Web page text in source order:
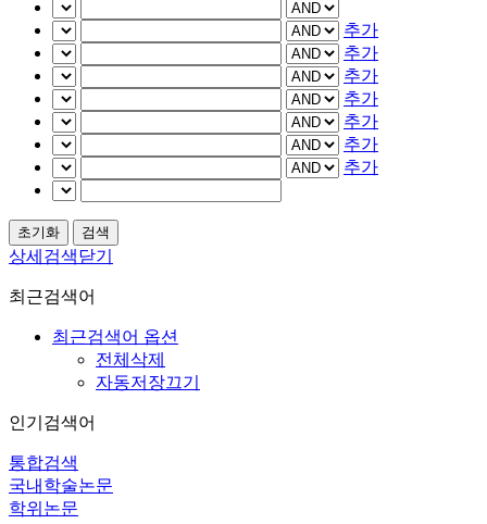
추가
추가
추가
추가
추가
추가
추가
상세검색닫기
최근검색어
최근검색어 옵션
전체삭제
자동저장끄기
인기검색어
통합검색
국내학술논문
학위논문